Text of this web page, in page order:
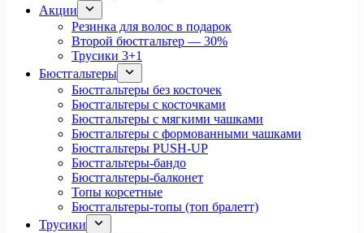
Акции
Резинка для волос в подарок
Второй бюстгальтер — 30%
Трусики 3+1
Бюстгальтеры
Бюстгальтеры без косточек
Бюстгальтеры с косточками
Бюстгальтеры с мягкими чашками
Бюстгальтеры с формованными чашками
Бюстгальтеры PUSH-UP
Бюстгальтеры-бандо
Бюстгальтеры-балконет
Топы корсетные
Бюстгальтеры-топы (топ бралетт)
Трусики